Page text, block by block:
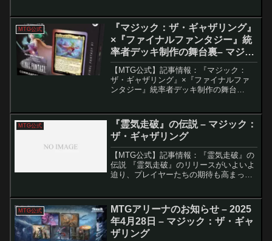
徴的なメカニズムについて紹介します。
主要ポイン...
MTG公式
『マジック：ザ・ギャザリング』
×『ファイナルファンタジー』統
率者デッキ制作の舞台裏– マジッ
ク：ザ・ギャザリング
【MTG公式】記事情報：『マジック：
ザ・ギャザリング』×『ファイナルファ
ンタジー』統率者デッキ制作の舞台
した統率者デッキが登場。その制作舞台
裏を、リード...
MTG公式
『霊気走破』の伝説 – マジック：
ザ・ギャザリング
【MTG公式】記事情報：『霊気走破』の
伝説 『霊気走破』のリリースがいよいよ
迫り、プレイヤーたちの期待も高まって
プール・グランプリ」があり、10のチー
ムが神秘的な「霊気...
MTG公式
MTGアリーナのお知らせ – 2025
年4月28日 – マジック：ザ・ギャ
ザリング